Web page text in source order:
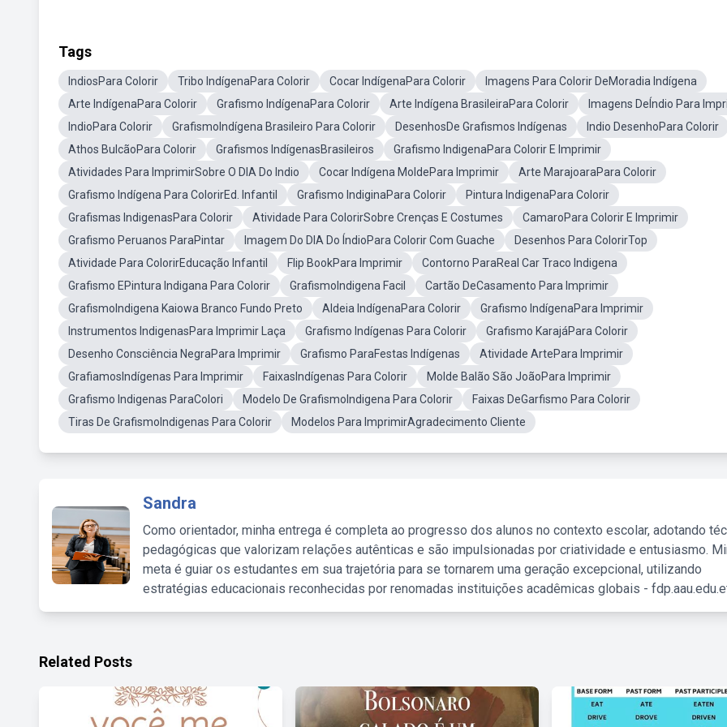
Tags
IndiosPara Colorir Tribo IndígenaPara Colorir Cocar IndígenaPara Colorir
Imagens Para Colorir DeMoradia Indígena
Arte IndígenaPara Colorir
Grafismo IndígenaPara Colorir Arte Indígena BrasileiraPara Colorir
Imagens DeÍndio Para
IndioPara Colorir
GrafismoIndígena Brasileiro Para Colorir DesenhosDe Grafismos Indígenas
Indio DesenhoPara Colorir
Athos BulcãoPara Colorir
Grafismos IndígenasBrasileiros
Grafismo IndigenaPara Colorir E Imprimir
Atividades Para ImprimirSobre O DIA Do Indio
Cocar Indígena MoldePara Imprimir
Arte MarajoaraPara Colorir
Grafismo Indígena Para ColorirEd. Infantil
Grafismo IndiginaPara Colorir
Pintura IndigenaPara Colorir
Grafismas IndigenasPara Colorir
Atividade Para ColorirSobre Crenças E Costumes
CamaroPara Colorir E Imprimir
Grafismo Peruanos ParaPintar
Imagem Do DIA Do ÍndioPara Colorir Com Guache
Desenhos Para ColorirTop
Atividade Para ColorirEducação Infantil
Flip BookPara Imprimir
Contorno ParaReal Car Traco Indigena
Grafismo EPintura Indigana Para Colorir
GrafismoIndigena Facil
Cartão DeCasamento Para Imprimir
GrafismoIndigena Kaiowa Branco Fundo Preto
Aldeia IndígenaPara Colorir
Grafismo IndígenaPara Imprimir
Instrumentos IndigenasPara Imprimir Laça
Grafismo Indígenas Para Colorir
Grafismo KarajáPara Colorir
Desenho Consciência NegraPara Imprimir
Grafismo ParaFestas Indígenas
Atividade ArtePara Imprimir
GrafiamosIndígenas Para Imprimir
FaixasIndígenas Para Colorir
Molde Balão São JoãoPara Imprimir
Grafismo Indigenas ParaColori
Modelo De GrafismoIndigena Para Colorir
Faixas DeGarfismo Para Colorir
Tiras De GrafismoIndigenas Para Colorir
Modelos Para ImprimirAgradecimento Cliente
Sandra
Como orientador, minha entrega é completa ao progresso dos alunos no contexto escolar, adotando
pedagógicas que valorizam relações autênticas e são impulsionadas por criatividade e entusiasmo.
meta é guiar os estudantes em sua trajetória para se tornarem uma geração excepcional, utilizando
estratégias educacionais reconhecidas por renomadas instituições acadêmicas globais -
Related Posts